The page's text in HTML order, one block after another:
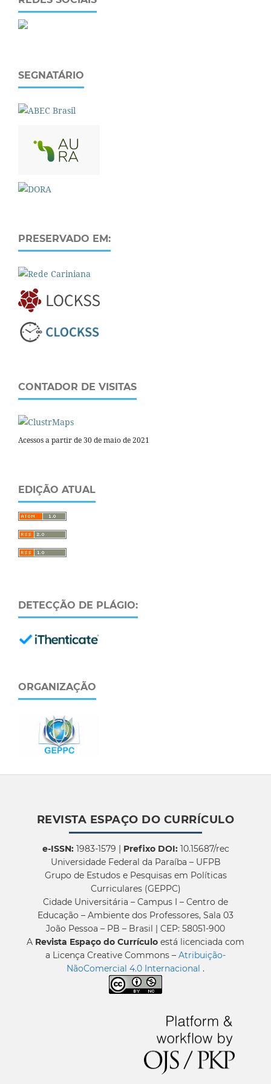
SEGNATÁRIO
PRESERVADO EM:
CONTADOR DE VISITAS
Acessos a partir de 30 de maio de 2021
EDIÇÃO ATUAL
DETECÇÃO DE PLÁGIO:
ORGANIZAÇÃO
REVISTA ESPAÇO DO CURRÍCULO
e-ISSN:1983-1579 | Prefixo DOI:10.15687/rec
Universidade Federal da Paraíba – UFPB
Grupo de Estudos e Pesquisas em Políticas
Curriculares (GEPPC)
Cidade Universitária – Campus I – Centro de
Educação – Ambiente dos Professores, Sala 03
João Pessoa – PB – Brasil | CEP: 58051-900
A Revista Espaço do Currículo está licenciada com
a Licença Creative Commons – Atribuição-
NãoComercial 4.0 Internacional .